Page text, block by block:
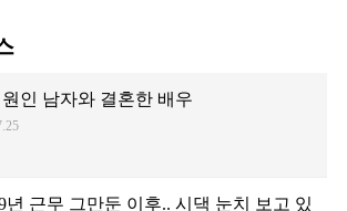
인 남자와 결혼한 배우
년 근무 그만둔 이후.. 시댁 눈치 보고 있